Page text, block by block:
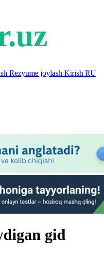
Rezyume joylash Kirish RU
gid